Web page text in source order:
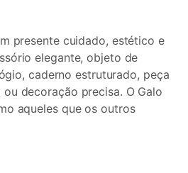
presente cuidado, estético e
elegante, objeto de
caderno estruturado, peça
decoração precisa. O Galo
aqueles que os outros